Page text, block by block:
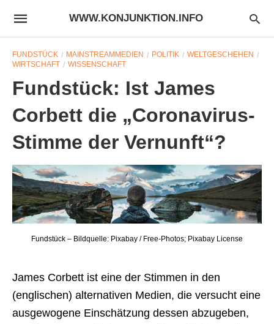
WWW.KONJUNKTION.INFO
FUNDSTÜCK MAINSTREAMMEDIEN POLITIK
WELTGESCHEHEN
WIRTSCHAFT
WISSENSCHAFT
Fundstück: Ist James
Corbett die „Coronavirus-
Stimme der Vernunft“?
Fundstück – Bildquelle: Pixabay / Free-Photos; Pixabay License
James Corbett ist eine der Stimmen in den
(englischen) alternativen Medien, die versucht eine
ausgewogene Einschätzung dessen abzugeben,